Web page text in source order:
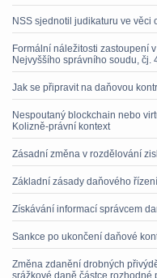
NSS sjednotil judikaturu ve věci
Formální náležitosti zastoupení
Nejvyššího správního soudu, čj.
Jak se připravit na daňovou
Nespoutaný blockchain nebo
Kolizně-právní kontext
Zásadní změna v rozdělování
Základní zásady daňového řízení
Získávání informací správcem
Sankce po ukončení daňové
Změna zdanění drobných
srážkové daně částce rozhodné